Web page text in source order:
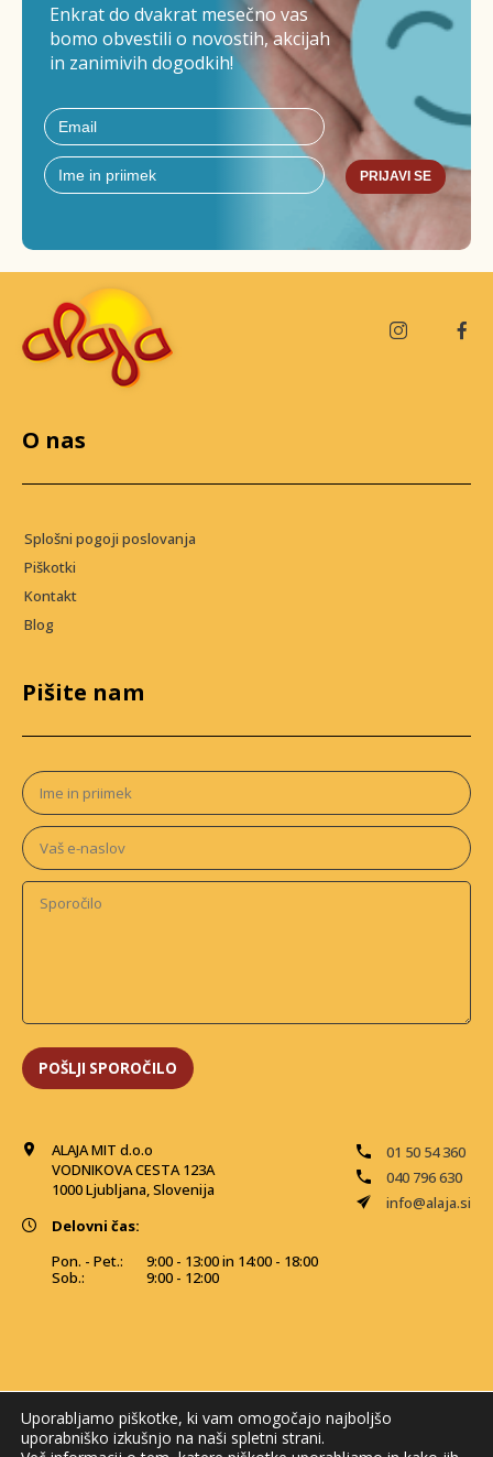
Enkrat do dvakrat mesečno vas
bomo obvestili o novostih, akcijah
in zanimivih dogodkih!
PRIJAVI SE
ALAJA MIT d.o.o
VODNIKOVA CESTA 123A
1000 Ljubljana, Slovenija
01 50 54 360
040 796 630
info@alaja.si
Delovni čas:
Pon. - Pet.:
Sob.:
9:00 - 13:00 in 14:00 - 18:00
9:00 - 12:00
O nas
Splošni pogoji poslovanja
Piškotki
Kontakt
Blog
Pišite nam
Uporabljamo piškotke, ki vam omogočajo najboljšo
uporabniško izkušnjo na naši spletni strani.